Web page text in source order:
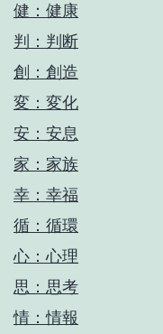
健：健康
判：判断
創：創造
変：変化
安：安息
家：家族
幸：幸福
循：循環
心：心理
思：思考
情：情報